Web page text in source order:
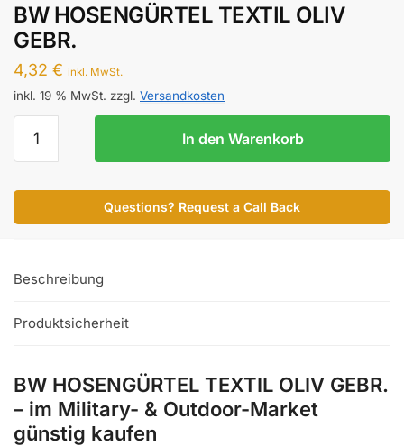
BW HOSENGÜRTEL TEXTIL OLIV
GEBR.
4,32 € inkl. MwSt.
inkl. 19 % MwSt. zzgl. Versandkosten
HOSENGÜRTEL
OLIV
In den Warenkorb
Questions? Request a Call Back
Beschreibung
Produktsicherheit
BW HOSENGÜRTEL TEXTIL OLIV GEBR.
– im Military- & Outdoor-Market
günstig kaufen